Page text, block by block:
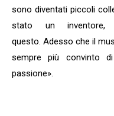
sono diventati piccoli
stato un inventore,
questo. Adesso che il
sempre più convinto
passione».